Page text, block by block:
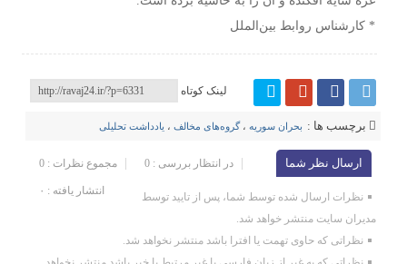
* کارشناس روابط بین‌الملل
لینک کوتاه
برچسب ها : بحران‌ سوریه ،گروه‌های مخالف ، یادداشت تحلیلی
ارسال نظر شما مجموع نظرات : 0 در انتظار بررسی : 0
انتشار یافته : ۰
نظرات ارسال شده توسط شما، پس از تایید توسط
مدیران سایت منتشر خواهد شد.
نظراتی که حاوی تهمت یا افترا باشد منتشر نخواهد شد.